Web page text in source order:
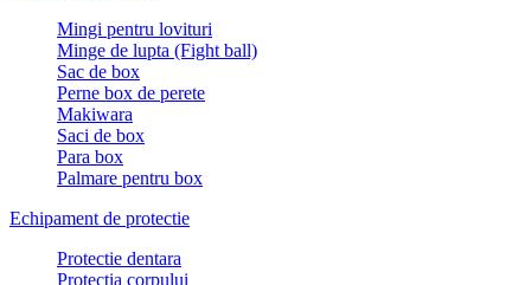
Mingi pentru lovituri
Minge de lupta (Fight ball)
Sac de box
Perne box de perete
Makiwara
Saci de box
Para box
Palmare pentru box
Echipament de protectie
Protectie dentara
Protectia corpului